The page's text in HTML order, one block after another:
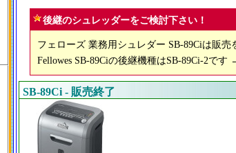
後継のシュレッダーをご検討下さい！
フェローズ 業務用シュレダー SB-89Ciは販売
Fellowes SB-89Ciの後継機種はSB-89Ci-2です
SB-89Ci - 販売終了